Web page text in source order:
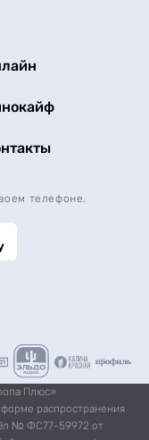
телефоне.
Плюс»
распространения
№ ФС77-59972 от